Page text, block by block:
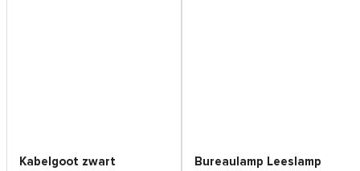
Kabelgoot zwart
Bureaulamp Leeslamp